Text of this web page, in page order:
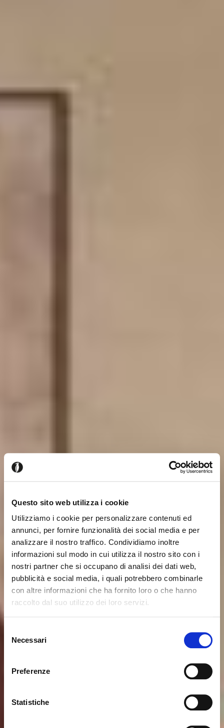
Questo sito web utilizza i cookie
Utilizziamo i cookie per personalizzare contenuti ed
annunci, per fornire funzionalità dei social media e per
analizzare il nostro traffico. Condividiamo inoltre
informazioni sul modo in cui utilizza il nostro sito con i
nostri partner che si occupano di analisi dei dati web,
pubblicità e social media, i quali potrebbero combinarle
con altre informazioni che ha fornito loro o che hanno
raccolto dal suo utilizzo dei loro servizi.
delNecessari
Preferenze
Statistiche
Seems like you’re browsing from Close
International. Would you like to switch to the site in